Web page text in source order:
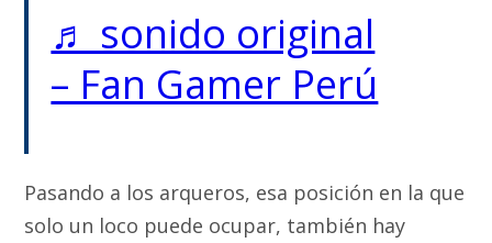
♬ sonido original
– Fan Gamer Perú
Pasando a los arqueros, esa posición en la que
solo un loco puede ocupar, también hay